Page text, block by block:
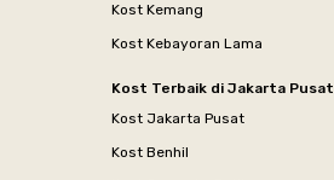
Kost Kemang
Kost Kebayoran Lama
Kost Terbaik di Jakarta Pusat
Kost Jakarta Pusat
Kost Benhil